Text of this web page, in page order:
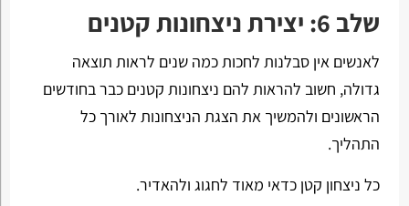
שלב 6: יצירת ניצחונות קטנים
לאנשים אין סבלנות לחכות כמה שנים לראות תוצאה
גדולה, חשוב להראות להם ניצחונות קטנים כבר בחודשים
הראשונים ולהמשיך את הצגת הניצחונות לאורך כל
התהליך.
כל ניצחון קטן כדאי מאוד לחגוג ולהאדיר.